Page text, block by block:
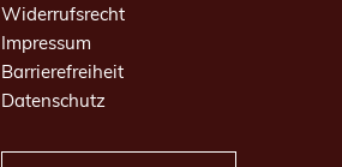
Widerrufsrecht
Impressum
Barrierefreiheit
Datenschutz